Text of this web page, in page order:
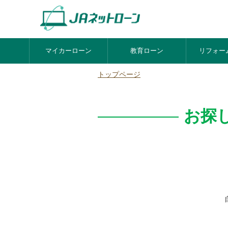
マイカーローン 教育ローン リフォー
トップページ
お探